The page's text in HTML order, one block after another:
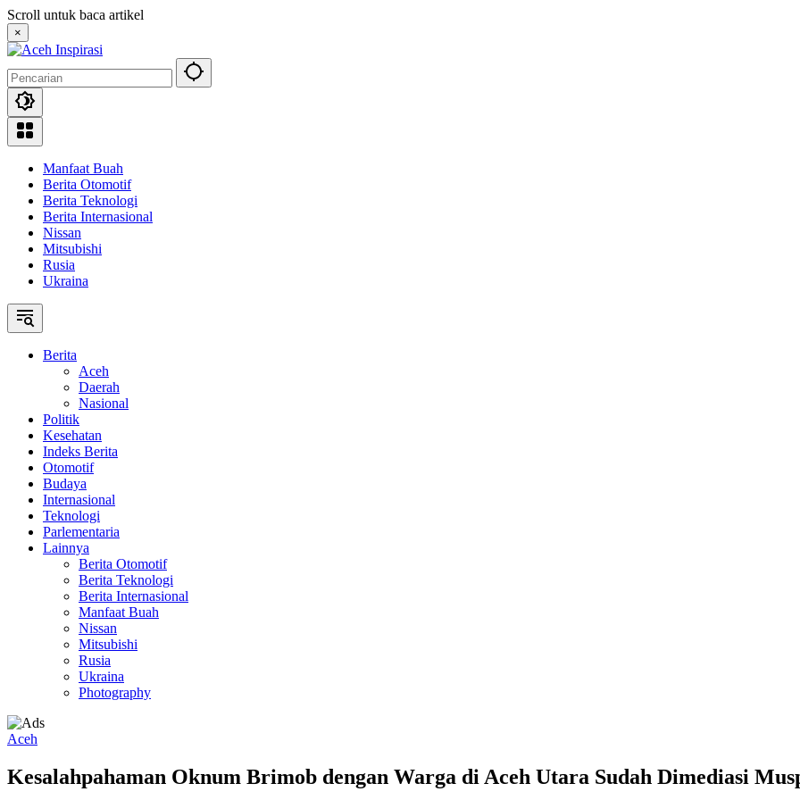
Langsung
ke
konten
Scroll untuk baca artikel
×
Manfaat Buah
Berita Otomotif
Berita Teknologi
Berita Internasional
Nissan
Mitsubishi
Rusia
Ukraina
Berita
Aceh
Daerah
Nasional
Politik
Kesehatan
Indeks Berita
Otomotif
Budaya
Internasional
Teknologi
Parlementaria
Lainnya
Berita Otomotif
Berita Teknologi
Berita Internasional
Manfaat Buah
Nissan
Mitsubishi
Rusia
Ukraina
Photography
Aceh
Kesalahpahaman Oknum Brimob dengan Warga di Aceh Utara Sudah Dimediasi